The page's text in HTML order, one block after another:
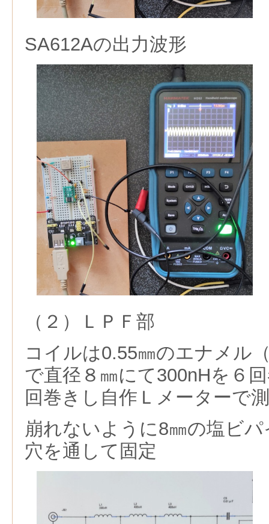
SA612Aの出力波形
（２）ＬＰＦ部
コイルは0.55㎜のエナメル
で直径８㎜にて300nHを６
回巻きし自作Ｌメーターで
崩れないように8㎜の塩ビ
穴を通して固定